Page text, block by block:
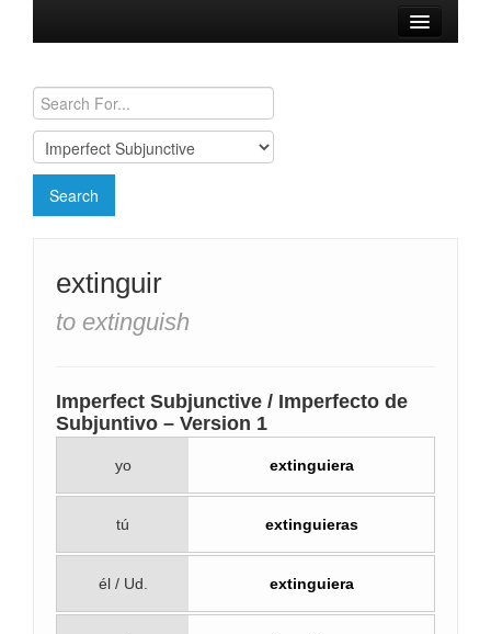
Conjugation Charts
Need a Spanish Tutor?
extinguir
to extinguish
Imperfect Subjunctive / Imperfecto de
Subjuntivo – Version 1
yo extinguiera
tú extinguieras
él / Ud. extinguiera